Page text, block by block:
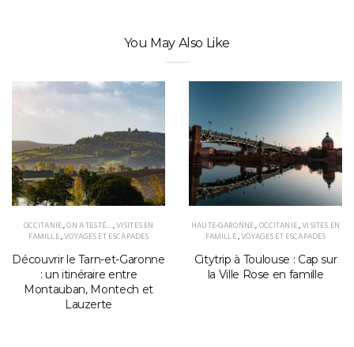
You May Also Like
OCCITANIE,ON A TESTÉ... ,VISITES EN
FAMILLE,VOYAGES ET ESCAPADES
Découvrir le Tarn-et-Garonne
: un itinéraire entre
Montauban, Montech et
Lauzerte
HAUTE-GARONNE,OCCITANIE,VISITES EN
FAMILLE,VOYAGES ET ESCAPADES
Citytrip à Toulouse : Cap sur
la Ville Rose en famille